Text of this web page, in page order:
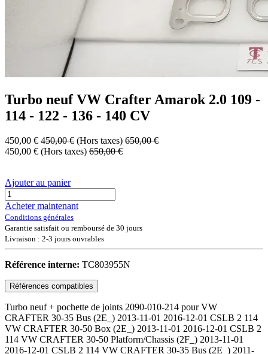
Turbo neuf VW Crafter Amarok 2.0 109 -
114 - 122 - 136 - 140 CV
450,00 € 450,00€ (Hors taxes) 650,00€
450,00 € (Hors taxes) 650,00€
Ajouter au panier
Acheter maintenant
Conditions générales
Garantie satisfait ou remboursé de 30 jours
Livraison : 2-3 jours ouvrables
Référence interne: TC803955N
Références compatibles
Turbo neuf + pochette de joints 2090-010-214 pour VW
CRAFTER 30-35 Bus (2E_) 2013-11-01 2016-12-01 CSLB 2 114
VW CRAFTER 30-50 Box (2E_) 2013-11-01 2016-12-01 CSLB 2
114 VW CRAFTER 30-50 Platform/Chassis (2F_) 2013-11-01
2016-12-01 CSLB 2 114 VW CRAFTER 30-35 Bus (2E_) 2011-